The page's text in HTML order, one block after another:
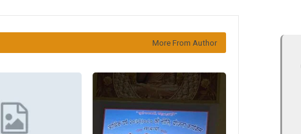
More From Author